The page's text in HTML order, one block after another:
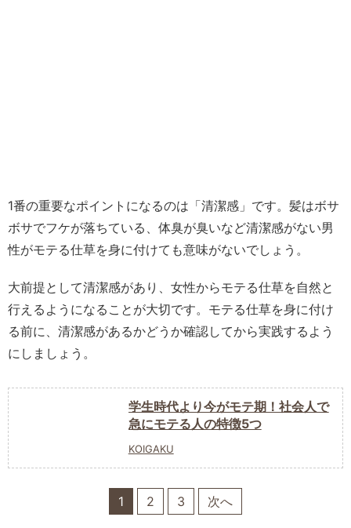
1番の重要なポイントになるのは「清潔感」です。髪はボサ
ボサでフケが落ちている、体臭が臭いなど清潔感がない男
性がモテる仕草を身に付けても意味がないでしょう。
大前提として清潔感があり、女性からモテる仕草を自然と
行えるようになることが大切です。モテる仕草を身に付け
る前に、清潔感があるかどうか確認してから実践するよう
にしましょう。
学生時代より今がモテ期！社会人で
急にモテる人の特徴5つ
KOIGAKU
1 2 3 次へ